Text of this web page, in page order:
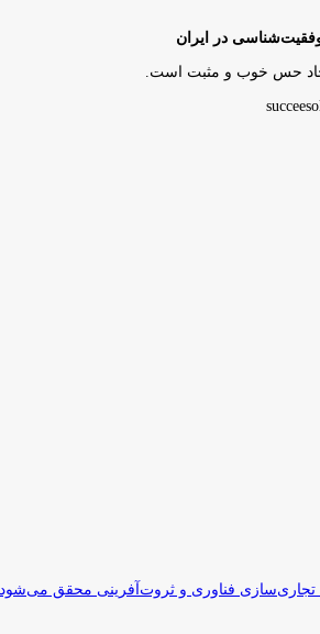
در ایران
حس خوب و مثبت است.
تجاری‌سازی فناوری و ثروت‌آفرینی محقق می‌شود